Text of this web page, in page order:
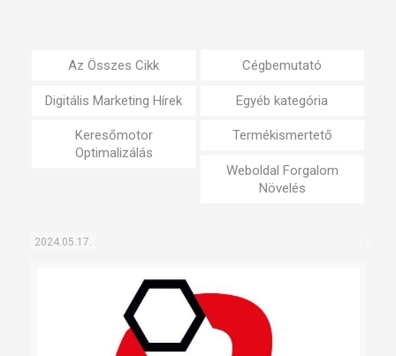
Az Összes Cikk Cégbemutató
Digitális Marketing Hírek Egyéb kategória
Keresőmotor
Optimalizálás
Termékismertető
Weboldal Forgalom
Növelés
2024.05.17.